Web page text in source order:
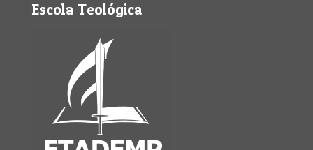
Escola Teológica